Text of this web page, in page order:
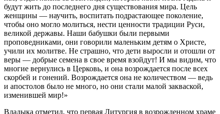
будут жить до последнего дня существования мира. Цель
женщины — научить, воспитать подрастающее поколение,
чтобы оно могло молиться, нести ценности традиции Руси,
великой державы. Наши бабушки были первыми
проповедниками, они говорили маленьким детям о Христе,
учили их молитве. Не страшно, что дети выросли и отошли от
веры — добрые семена в свое время взойдут! И мы видим, что
многие вернулись в Церковь, и она возрождается после всех
скорбей и гонений. Возрождается она не количеством — ведь
и апостолов было не много, но они стали малой закваской,
изменившей мир!»
Владыка отметил, что первая Литургия в возрожденном храме